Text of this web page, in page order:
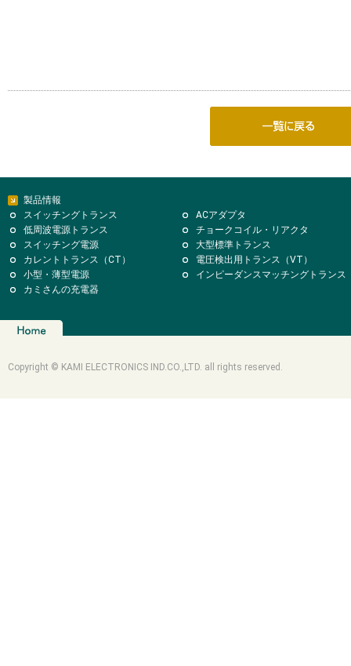
製品情報
スイッチングトランス
ACアダプタ
低周波電源トランス
チョークコイル・リアクタ
スイッチング電源
大型標準トランス
カレントトランス（CT）
電圧検出用トランス（VT）
小型・薄型電源
インピーダンスマッチングトランス
カミさんの充電器
Copyright © KAMI ELECTRONICS IND.CO.,LTD. all rights reserved.